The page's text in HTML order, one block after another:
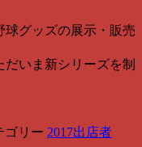
グッズの展示・販売
いま新シリーズを制
ゴリー 2017出店者